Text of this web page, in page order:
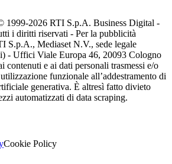
1999-2026 RTI S.p.A. Business Digital -
i diritti riservati - Per la pubblicità
S.p.A., Mediaset N.V., sede legale
- Uffici Viale Europa 46, 20093 Cologno
contenuti e ai dati personali trasmessi e/o
funzionale all’addestramento di
generativa. È altresì fatto divieto
automatizzati di data scraping.
Cookie Policy